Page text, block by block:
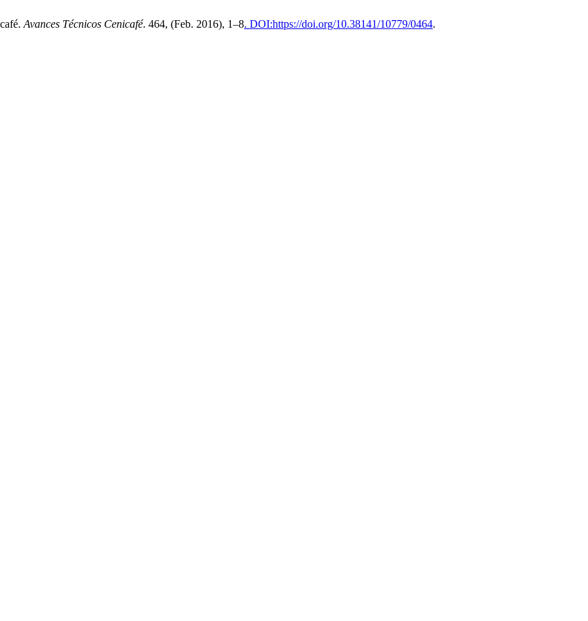
Avances Técnicos Cenicafé. 464, (Feb. 2016), 1–8. DOI:https://doi.org/10.38141/10779/0464.